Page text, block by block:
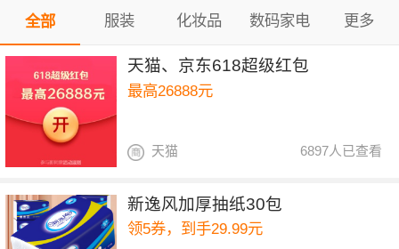
全部 服装 化妆品 数码家电 更多
天猫、京东618超级红包
最高26888元
6897人已查看
天猫
新逸风加厚抽纸30包
领5券，到手29.99元